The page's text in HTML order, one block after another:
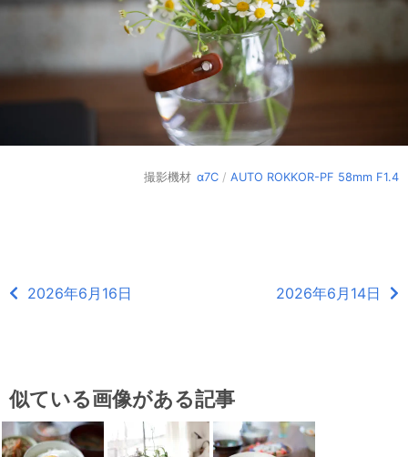
撮影機材 α7C / AUTO ROKKOR-PF 58mm F1.4
2026年6月16日 2026年6月14日
似ている画像がある記事